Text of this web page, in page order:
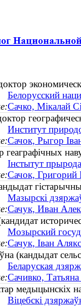
Белорусский
Сачко, Мікалай
Институт
Сачок, Рыгор
геаграфічных
Інстытут
Сачок, Григорий
Мазырскі
Сачук, Иван
Мозырский
Сачук, Іван
(кандыдат
Беларуская
Сачивко,
медыцынскіх
Віцебскі